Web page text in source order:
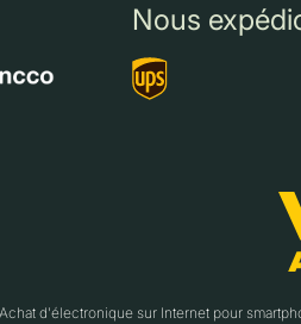
Nous
Achat d'électronique sur Internet pour